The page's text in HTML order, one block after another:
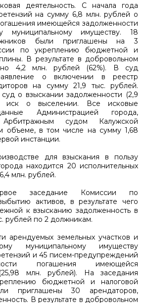
деятельность. С начала года
на сумму 6,8 млн. рублей о
имеющейся задолженности
муниципальному имуществу. 18
были приглашены на 3
по укреплению бюджетной и
В результате в добровольном
4,2 млн. рублей (62%). В суд
о включении в реестр
на сумму 21,9 тыс. рублей.
о взыскании задолженности (2,9
иск о выселении. Все исковые
Администрацией города,
Арбитражным судом Калужской
объеме, в том числе на сумму 1,68
инстанции.
для взыскания в пользу
находится 20 исполнительных
млн. рублей.
заседание Комиссии по
активов, в результате чего
к взысканию задолженность в
рублей по 2 должникам.
арендуемых земельных участков и
муниципальному имуществу
и 45 писем-предупреждений
погашения имеющейся
млн. рублей). На заседания
бюджетной и налоговой
приглашены 30 арендаторов,
В результате в добровольном